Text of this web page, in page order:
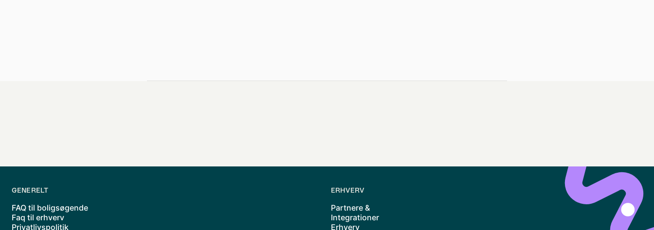
GENERELT
FAQ til boligsøgende
Faq til erhverv
Privatlivspolitik
ERHVERV
Partnere &
Integrationer
Erhverv